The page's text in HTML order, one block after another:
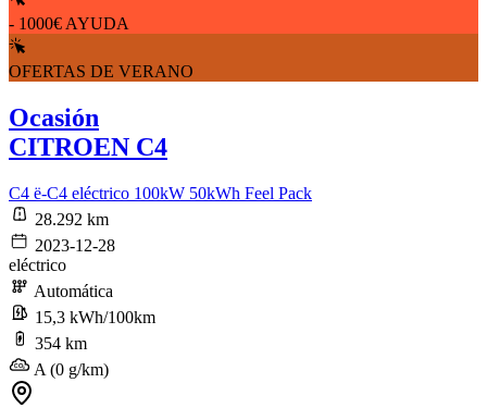
- 1000€ AYUDA
OFERTAS DE VERANO
Ocasión
CITROEN C4
C4 ë-C4 eléctrico 100kW 50kWh Feel Pack
28.292 km
2023-12-28
eléctrico
Automática
15,3 kWh/100km
354 km
A (0 g/km)